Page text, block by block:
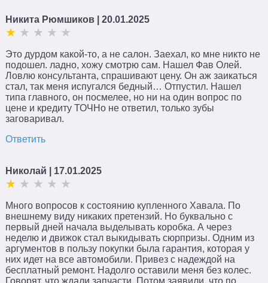
Никита Рюмшиков | 20.01.2025
Это дурдом какой-то, а не салон. Заехал, ко мне никто не
подошел. ладно, хожу смотрю сам. Нашел Фав Олей.
Ловлю консультанта, спрашивают цену. Он аж заикаться
стал, так меня испугался бедный… Отпустил. Нашел
типа главного, он посмелее, но ни на один вопрос по
цене и кредиту ТОЧНо не ответил, только зубы
заговаривал.
Ответить
Николай | 17.01.2025
Много вопросов к состоянию купленного Хавала. По
внешнему виду никаких претензий. Но буквально с
первый дней начала выделывать коробка. А через
неделю и движок стал выкидывать сюрпризы. Одним из
аргументов в пользу покупки была гарантия, которая у
них идет на все автомобили. Привез с надеждой на
бесплатный ремонт. Надолго оставили меня без колес.
Говорят, что ждали запчасти. Потом заявили, что по